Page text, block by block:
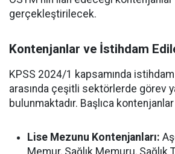
gerçekleştirilecek.
Kontenjanlar ve İstihdam
KPSS 2024/1 kapsamında
arasında çeşitli sektörlerde görev
bulunmaktadır. Başlıca kontenjanlar
Lise Mezunu Kontenjanları: